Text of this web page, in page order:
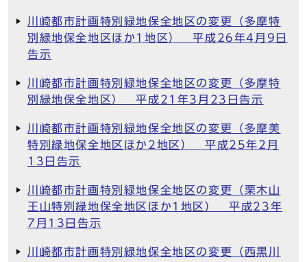
川崎都市計画特別緑地保全地区の変更（多摩特
別緑地保全地区ほか1地区） 平成26年4月9日
告示
川崎都市計画特別緑地保全地区の変更（多摩特
別緑地保全地区） 平成21年3月23日告示
川崎都市計画特別緑地保全地区の変更（多摩美
特別緑地保全地区ほか2地区） 平成25年2月
13日告示
川崎都市計画特別緑地保全地区の変更（栗木山
王山特別緑地保全地区ほか1地区） 平成23年
7月13日告示
川崎都市計画特別緑地保全地区の変更（西黒川